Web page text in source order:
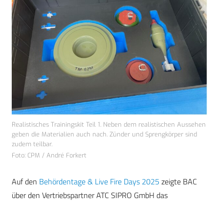
Realistisches Trainingskit Teil 1. Neben dem realistischen Aussehen
geben die Materialien auch nach. Zünder und Sprengkörper sind
zudem teilbar.
Foto: CPM / André Forkert
Auf den Behördentage & Live Fire Days 2025 zeigte BAC
über den Vertriebspartner ATC SIPRO GmbH das